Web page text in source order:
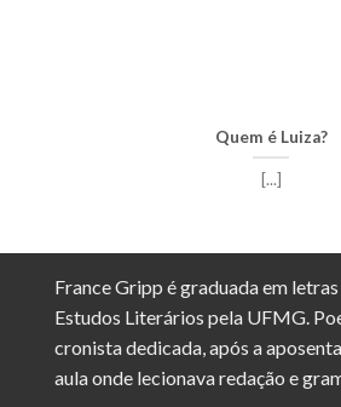
Quem é Luiza?
[...]
France Gripp é graduada em
Estudos Literários pela UFMG.
cronista dedicada, após a
aula onde lecionava redação e